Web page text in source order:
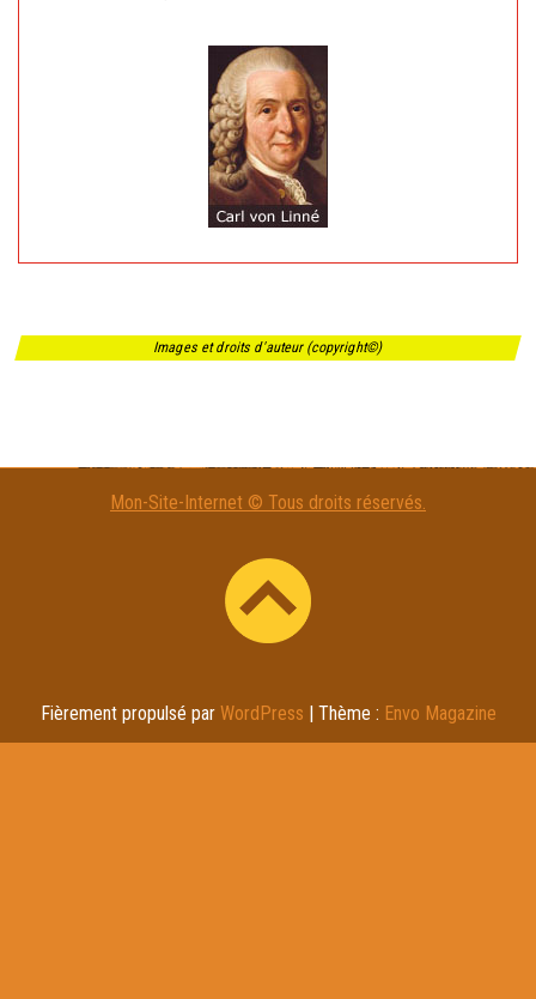
Images et droits d'auteur (copyright©)
Mon-Site-Internet © Tous droits réservés.
Fièrement propulsé par WordPress | Thème : Envo Magazine